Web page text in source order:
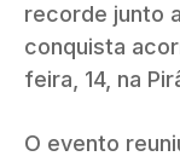
recorde junto
conquista
feira, 14, na
O evento